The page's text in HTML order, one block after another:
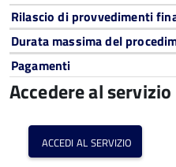
Rilascio di provvedimenti
Durata massima del
Pagamenti
Accedere al servizio
accedi al servizio